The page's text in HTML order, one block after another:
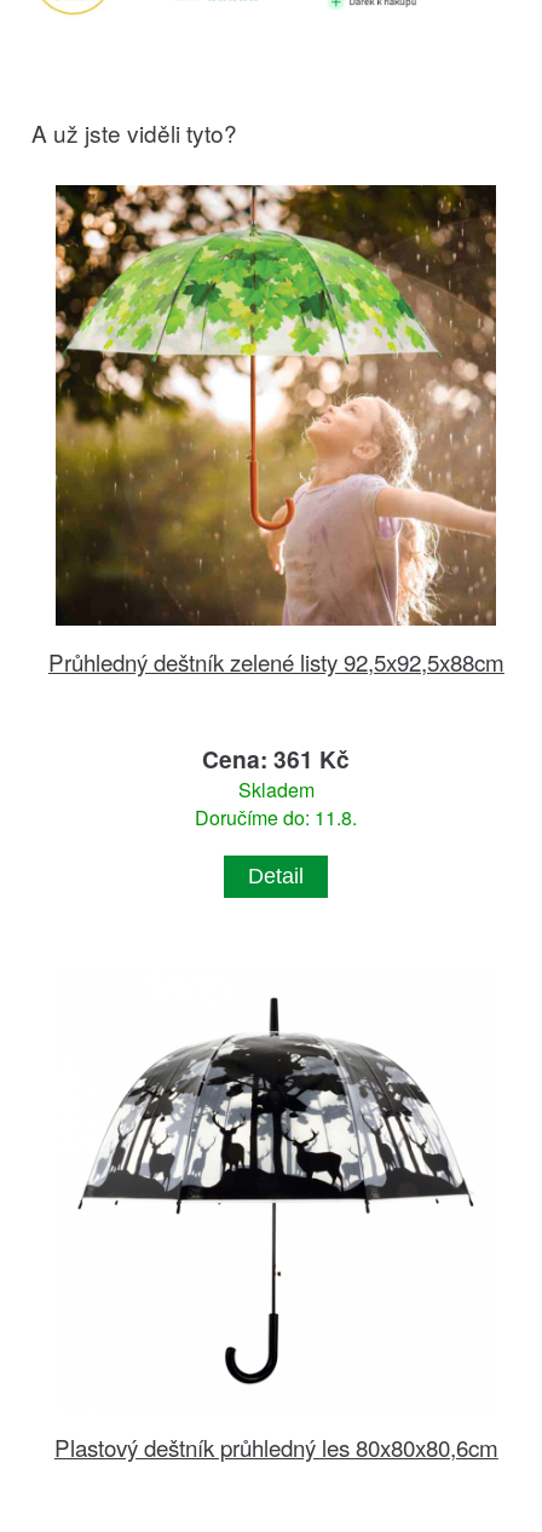
A už jste viděli tyto?
Průhledný deštník zelené listy 92,5x92,5x88cm
Cena: 361 Kč
Skladem
Doručíme do: 11.8.
Detail
Plastový deštník průhledný les 80x80x80,6cm